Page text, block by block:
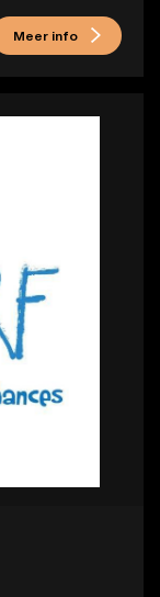
Meer info